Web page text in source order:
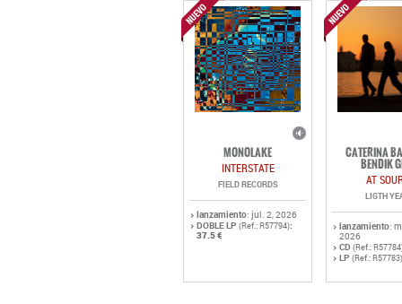
MONOLAKE
INTERSTATE
FIELD RECORDS
lanzamiento: jul. 2, 2026
DOBLE LP (Ref.: R57794):
37.5 €
CATERINA
BENDIK
AT
LIGTH
lanzamiento:
2026
CD (Ref.:
LP (Ref.: R57783)